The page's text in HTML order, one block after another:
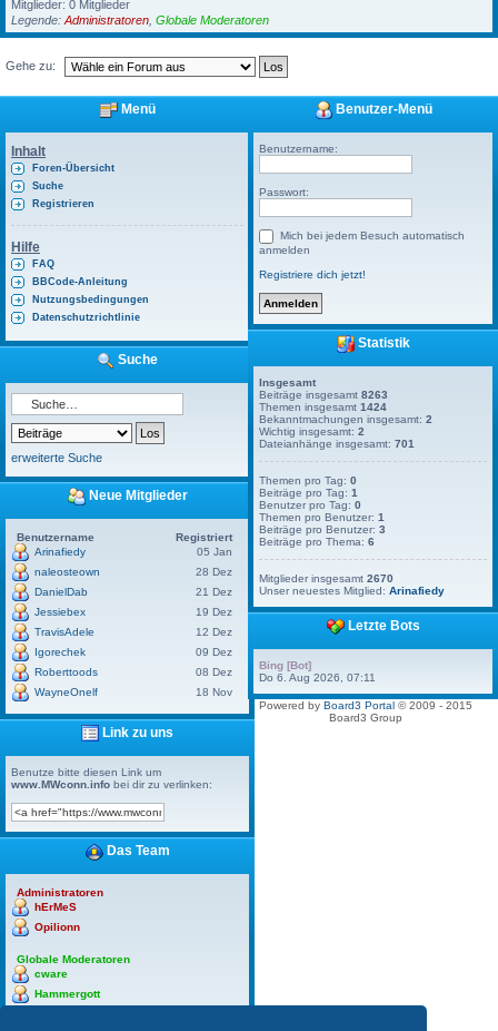
Mitglieder: 0 Mitglieder
Legende: Administratoren Globale Moderatoren
Gehe zu:
Menü
Inhalt
Foren-Übersicht
Suche
Registrieren
Hilfe
FAQ
BBCode-Anleitung
Nutzungsbedingungen
Datenschutzrichtlinie
Suche
erweiterte Suche
Neue Mitglieder
Benutzername
Registriert
Arinafiedy
05 Jan
naleosteown
28 Dez
DanielDab
21 Dez
Jessiebex
19 Dez
TravisAdele
12 Dez
Igorechek
09 Dez
Roberttoods
08 Dez
WayneOnelf
18 Nov
Link zu uns
Benutze bitte diesen Link um
www.MWconn.info bei dir zu verlinken:
Das Team
Administratoren
hErMeS
Opilionn
Globale Moderatoren
cware
Hammergott
Benutzer-Menü
Benutzername:
Passwort:
Mich bei jedem Besuch automatisch
anmelden
Registriere dich jetzt!
Statistik
Insgesamt
Beiträge insgesamt8263
Themen insgesamt1424
Bekanntmachungen insgesamt:2
Wichtig insgesamt:2
Dateianhänge insgesamt:701
Themen pro Tag:0
Beiträge pro Tag:1
Benutzer pro Tag:0
Themen pro Benutzer:1
Beiträge pro Benutzer:3
Beiträge pro Thema:6
Mitglieder insgesamt2670
Unser neuestes Mitglied:Arinafiedy
Letzte Bots
Bing [Bot]
Do 6. Aug 2026, 07:11
Powered by Board3 Portal© 2009 - 2015
Board3 Group